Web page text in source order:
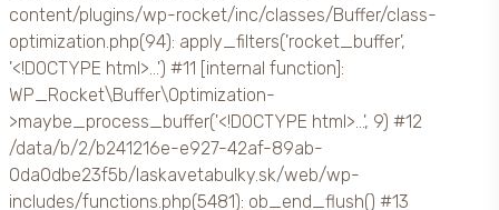
content/plugins/wp-rocket/inc/classes/Buffer/class-
optimization.php(94): apply_filters('rocket_buffer',
'<!DOCTYPE html>...') #11 [internal function]:
WP_Rocket\Buffer\Optimization-
>maybe_process_buffer('<!DOCTYPE html>...', 9) #12
/data/b/2/b241216e-e927-42af-89ab-
0da0dbe23f5b/laskavetabulky.sk/web/wp-
includes/functions.php(5481): ob_end_flush() #13